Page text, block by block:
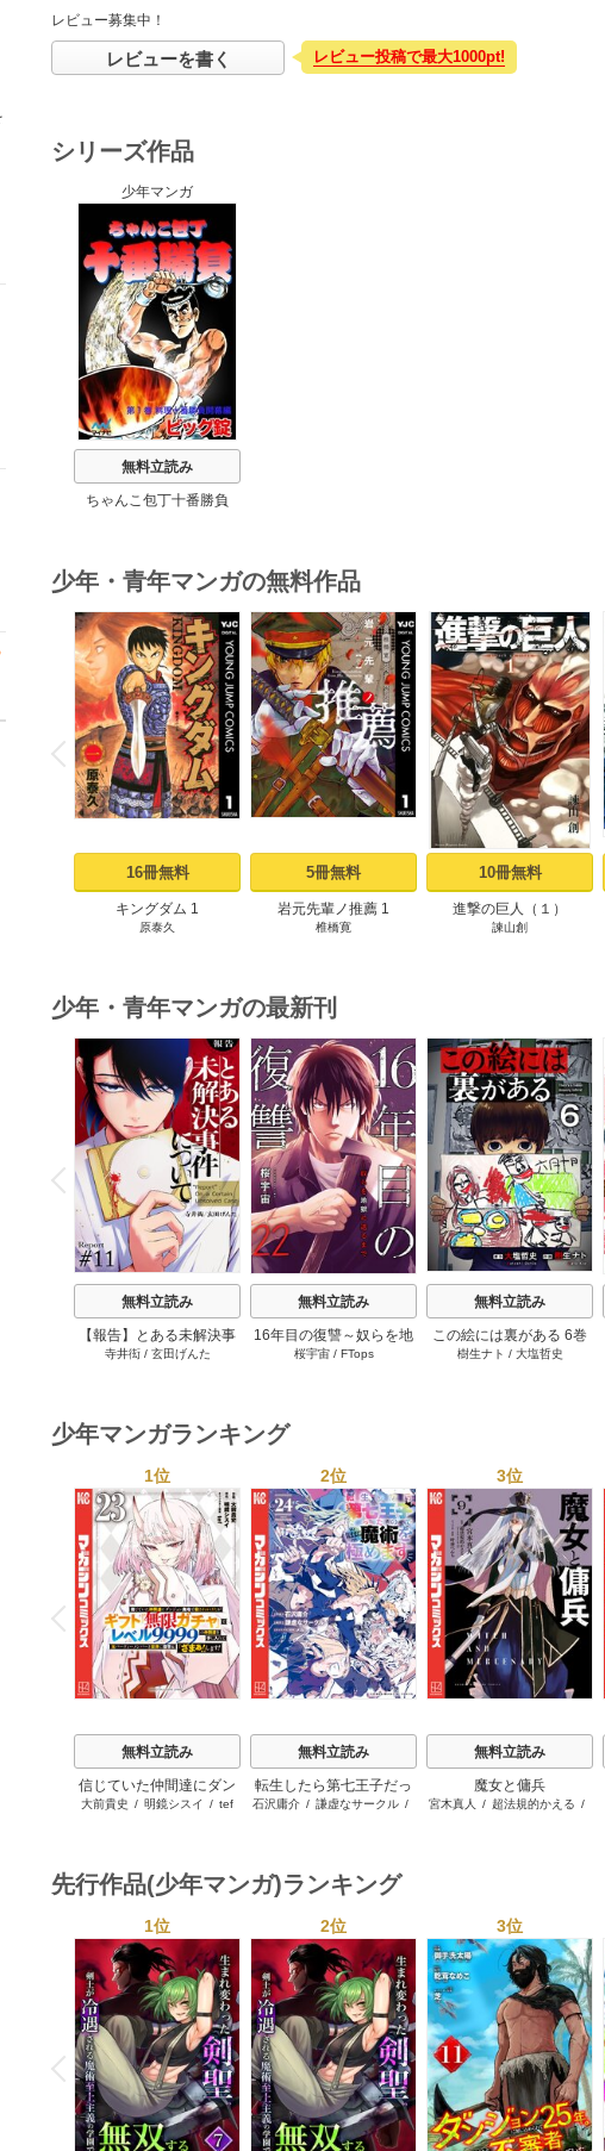
レビュー募集中！
レビューを書く レビュー投稿で最大1000pt!
シリーズ作品
少年マンガ
無料立読み
ちゃんこ包丁十番勝負
少年・青年マンガの無料作品
P
r
e
v
i
o
u
s
16冊無料
キングダム 1
原泰久
5冊無料
岩元先輩ノ推薦 1
椎橋寛
10冊無料
進撃の巨人（１）
諫山創
少年・青年マンガの最新刊
P
r
e
v
i
o
u
s
無料立読み
【報告】とある未解決事
件について 11巻
寺井衒/ 玄田げんた
無料立読み
16年目の復讐～奴らを地
獄に送るまで 22巻
桜宇宙/ FTops
無料立読み
この絵には裏がある 6巻
樹生ナト / 大塩哲史
少年マンガランキング
P
r
e
v
i
o
u
s
1位
無料立読み
信じていた仲間達にダン
ジョン奥地で殺されかけ
達を手に入れて元パーテ
ィーメンバーと世界に復
讐＆『ざまぁ！』しま
す！
大前貴史 / 明鏡シスイ / tef
2位
無料立読み
転生したら第七王子だっ
たので、気ままに魔術を
石沢庸介 / 謙虚なサークル /
3位
無料立読み
魔女と傭兵
宮木真人 / 超法規的かえる /
先行作品(少年マンガ)ランキング
P
r
e
v
i
o
u
s
1位 2位 3位